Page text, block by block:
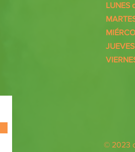
LUNES
© 2023